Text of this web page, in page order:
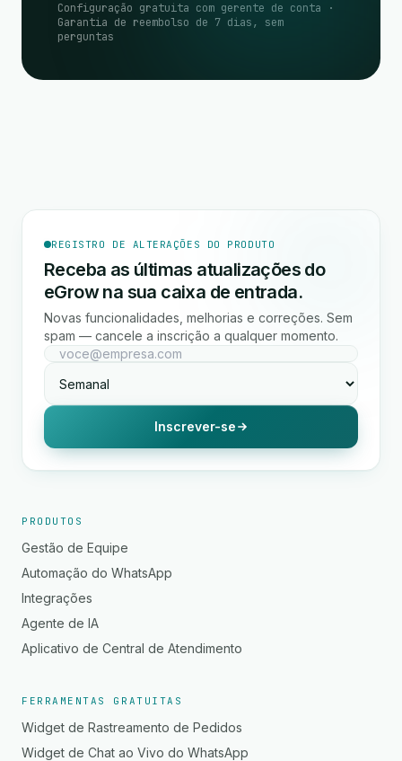
Configuração gratuita com gerente de conta ·
Garantia de reembolso de 7 dias, sem
perguntas
REGISTRO DE ALTERAÇÕES DO PRODUTO
Receba as últimas atualizações do
eGrow na sua caixa de entrada.
Novas funcionalidades, melhorias e correções. Sem
spam — cancele a inscrição a qualquer momento.
Inscrever-se
PRODUTOS
Gestão de Equipe
Automação do WhatsApp
Integrações
Agente de IA
Aplicativo de Central de Atendimento
FERRAMENTAS GRATUITAS
Widget de Rastreamento de Pedidos
Widget de Chat ao Vivo do WhatsApp